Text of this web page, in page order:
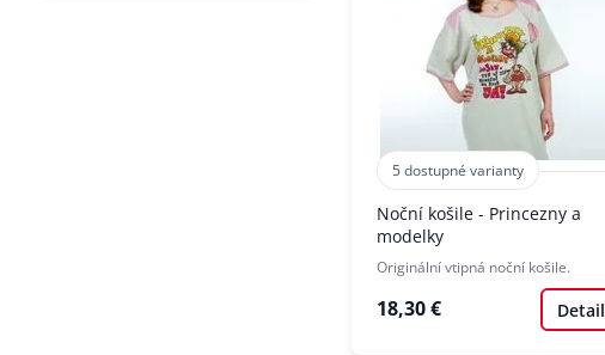
5 dostupné varianty
Noční košile - Princezny a
modelky
Originální vtipná noční košile.
18,30 € Detail